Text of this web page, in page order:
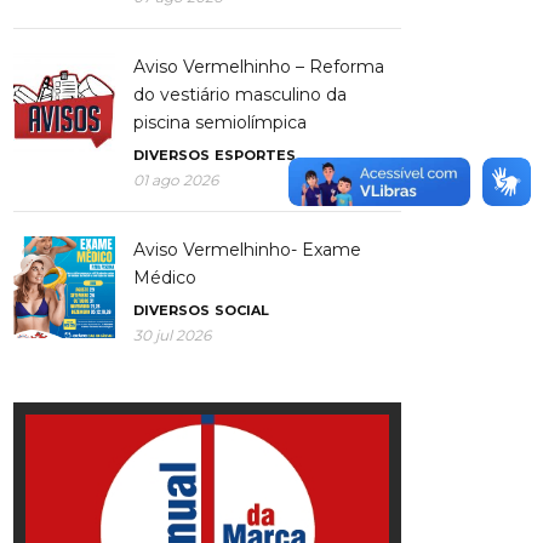
Aviso Vermelhinho – Reforma
do vestiário masculino da
piscina semiolímpica
DIVERSOS ESPORTES
01 ago 2026
Aviso Vermelhinho- Exame
Médico
DIVERSOS SOCIAL
30 jul 2026